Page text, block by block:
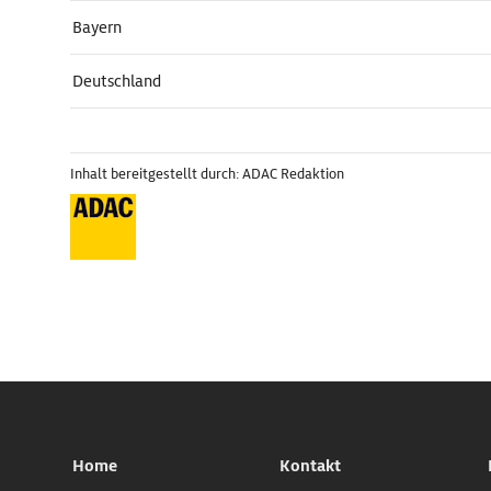
Bayern
Deutschland
Inhalt bereitgestellt durch: ADAC Redaktion
Home Kontakt